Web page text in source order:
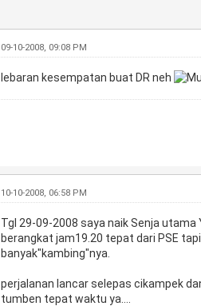
09-10-2008, 09:08 PM
lebaran kesempatan buat DR neh
10-10-2008, 06:58 PM
Tgl 29-09-2008 saya naik Senja utama
berangkat jam19.20 tepat dari PSE
banyak"kambing"nya.
perjalanan lancar selepas cikampek
tumben tepat waktu ya....